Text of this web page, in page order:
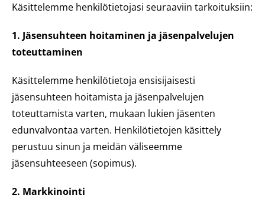
Käsittelemme henkilötietojasi seuraaviin tarkoituksiin:
1. Jäsensuhteen hoitaminen ja jäsenpalvelujen
toteuttaminen
Käsittelemme henkilötietoja ensisijaisesti
jäsensuhteen hoitamista ja jäsenpalvelujen
toteuttamista varten, mukaan lukien jäsenten
edunvalvontaa varten. Henkilötietojen käsittely
perustuu sinun ja meidän väliseemme
jäsensuhteeseen (sopimus).
2. Markkinointi